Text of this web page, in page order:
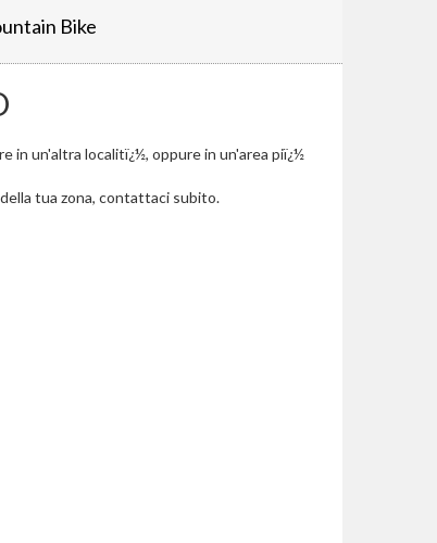
Bike
in un'altra localitï¿½, oppure in un'area piï¿½
tua zona, contattaci subito.